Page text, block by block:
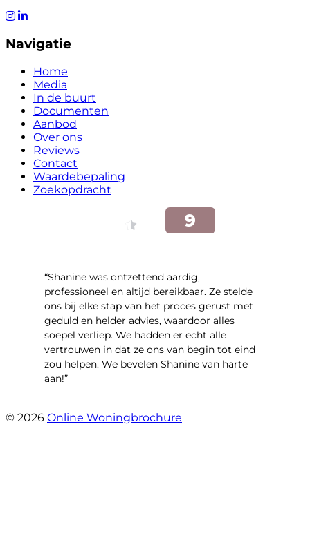
Navigatie
Home
Media
In de buurt
Documenten
Aanbod
Over ons
Reviews
Contact
Waardebepaling
Zoekopdracht
“Shanine was ontzettend aardig,
professioneel en altijd bereikbaar. Ze stelde
ons bij elke stap van het proces gerust met
geduld en helder advies, waardoor alles
soepel verliep. We hadden er echt alle
vertrouwen in dat ze ons van begin tot eind
zou helpen. We bevelen Shanine van harte
aan!”
© 2026 Online Woningbrochure